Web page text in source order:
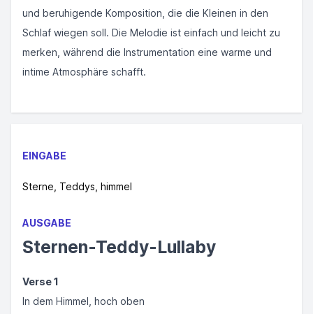
und beruhigende Komposition, die die Kleinen in den
Schlaf wiegen soll. Die Melodie ist einfach und leicht zu
merken, während die Instrumentation eine warme und
intime Atmosphäre schafft.
EINGABE
Sterne, Teddys, himmel
AUSGABE
Sternen-Teddy-Lullaby
Verse 1
In dem Himmel, hoch oben